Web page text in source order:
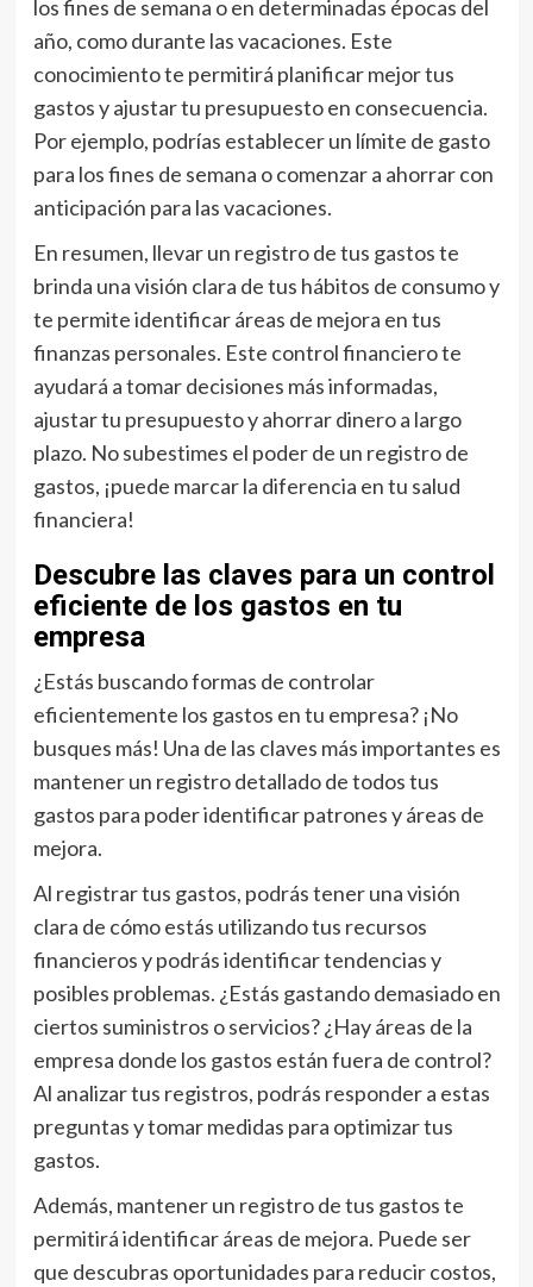
los fines de semana o en determinadas épocas del
año, como durante las vacaciones. Este
conocimiento te permitirá planificar mejor tus
gastos y ajustar tu presupuesto en consecuencia.
Por ejemplo, podrías establecer un límite de gasto
para los fines de semana o comenzar a ahorrar con
anticipación para las vacaciones.
En resumen, llevar un registro de tus gastos te
brinda una visión clara de tus hábitos de consumo y
te permite identificar áreas de mejora en tus
finanzas personales. Este control financiero te
ayudará a tomar decisiones más informadas,
ajustar tu presupuesto y ahorrar dinero a largo
plazo. No subestimes el poder de un registro de
gastos, ¡puede marcar la diferencia en tu salud
financiera!
Descubre las claves para un control
eficiente de los gastos en tu
empresa
¿Estás buscando formas de controlar
eficientemente los gastos en tu empresa? ¡No
busques más! Una de las claves más importantes es
mantener un registro detallado de todos tus
gastos para poder identificar patrones y áreas de
mejora.
Al registrar tus gastos, podrás tener una visión
clara de cómo estás utilizando tus recursos
financieros y podrás identificar tendencias y
posibles problemas. ¿Estás gastando demasiado en
ciertos suministros o servicios? ¿Hay áreas de la
empresa donde los gastos están fuera de control?
Al analizar tus registros, podrás responder a estas
preguntas y tomar medidas para optimizar tus
gastos.
Además, mantener un registro de tus gastos te
permitirá identificar áreas de mejora. Puede ser
que descubras oportunidades para reducir costos,